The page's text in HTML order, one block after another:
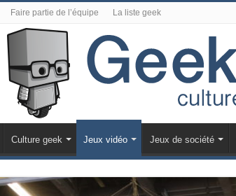
Faire partie de l’équipe La liste geek
Culture geek Jeux vidéo Jeux de société